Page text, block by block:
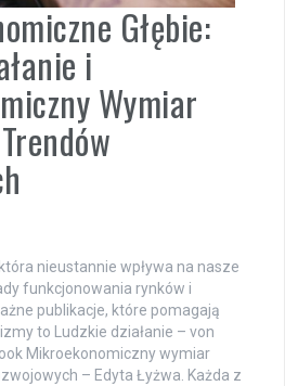
Głębie:
i
Wymiar
nieustannie wpływa na nasze
funkcjonowania rynków i
publikacje, które pomagają
to Ludzkie działanie – von
Mikroekonomiczny wymiar
– Edyta Łyżwa. Każda z